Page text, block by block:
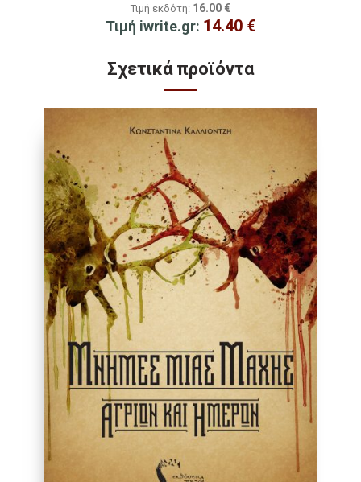
Τιμή εκδότη: 16.00 €
Τιμή iwrite.gr: 14.40 €
Σχετικά προϊόντα